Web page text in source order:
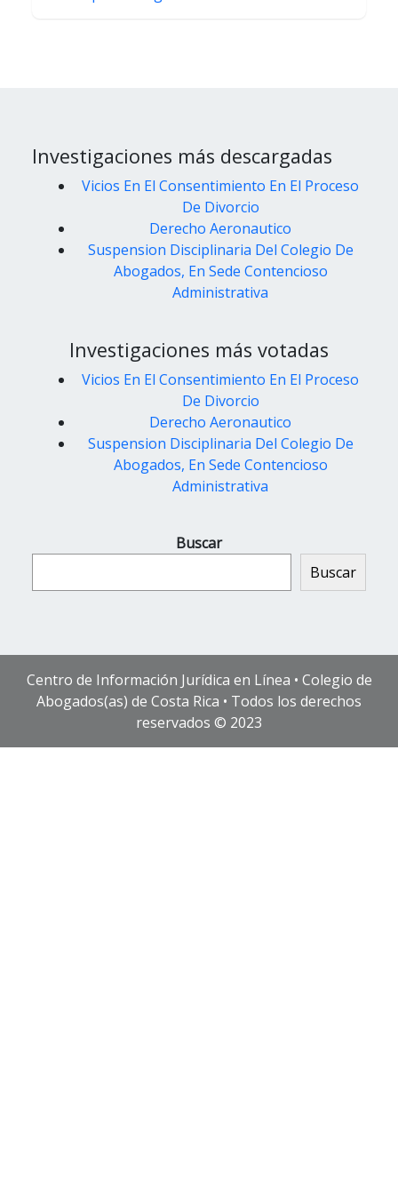
Investigaciones más descargadas
Vicios En El Consentimiento En El Proceso
De Divorcio
Derecho Aeronautico
Suspension Disciplinaria Del Colegio De
Abogados, En Sede Contencioso
Administrativa
Investigaciones más votadas
Vicios En El Consentimiento En El Proceso
De Divorcio
Derecho Aeronautico
Suspension Disciplinaria Del Colegio De
Abogados, En Sede Contencioso
Administrativa
Buscar
Buscar
Centro de Información Jurídica en Línea • Colegio de
Abogados(as) de Costa Rica • Todos los derechos
reservados © 2023